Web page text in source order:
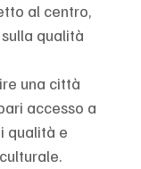
al centro,
qualità
una città
accesso a
qualità e